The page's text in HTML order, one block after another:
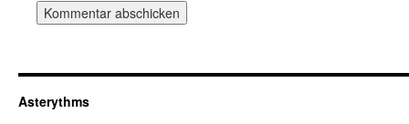
Asterythms